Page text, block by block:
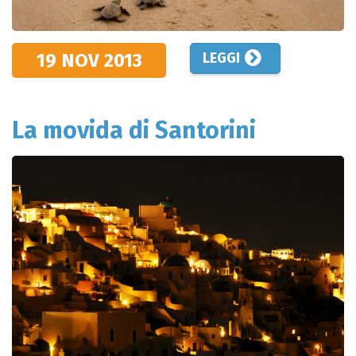
19 NOV 2013 LEGGI
La movida di Santorini